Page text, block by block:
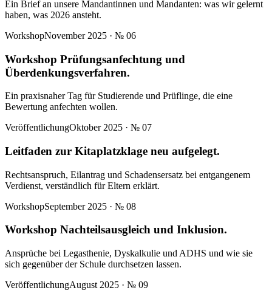
Ein Brief an unsere Mandantinnen und Mandanten: was wir gelernt
haben, was 2026 ansteht.
WorkshopNovember 2025 · № 06
Workshop Prüfungsanfechtung und
Überdenkungsverfahren.
Ein praxisnaher Tag für Studierende und Prüflinge, die eine
Bewertung anfechten wollen.
VeröffentlichungOktober 2025 · № 07
Leitfaden zur Kitaplatzklage neu aufgelegt.
Rechtsanspruch, Eilantrag und Schadensersatz bei entgangenem
Verdienst, verständlich für Eltern erklärt.
WorkshopSeptember 2025 · № 08
Workshop Nachteilsausgleich und Inklusion.
Ansprüche bei Legasthenie, Dyskalkulie und ADHS und wie sie
sich gegenüber der Schule durchsetzen lassen.
VeröffentlichungAugust 2025 · № 09